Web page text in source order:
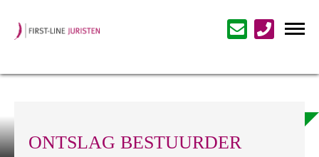
ONTSLAG BESTUURDER